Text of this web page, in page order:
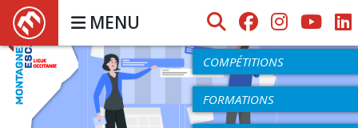
MENU AGENDA
COMPÉTITIONS
FORMATIONS